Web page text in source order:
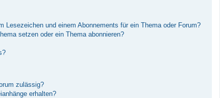
Lesezeichen und einem Abonnements für ein Thema oder Forum?
setzen oder ein Thema abonnieren?
zulässig?
erhalten?